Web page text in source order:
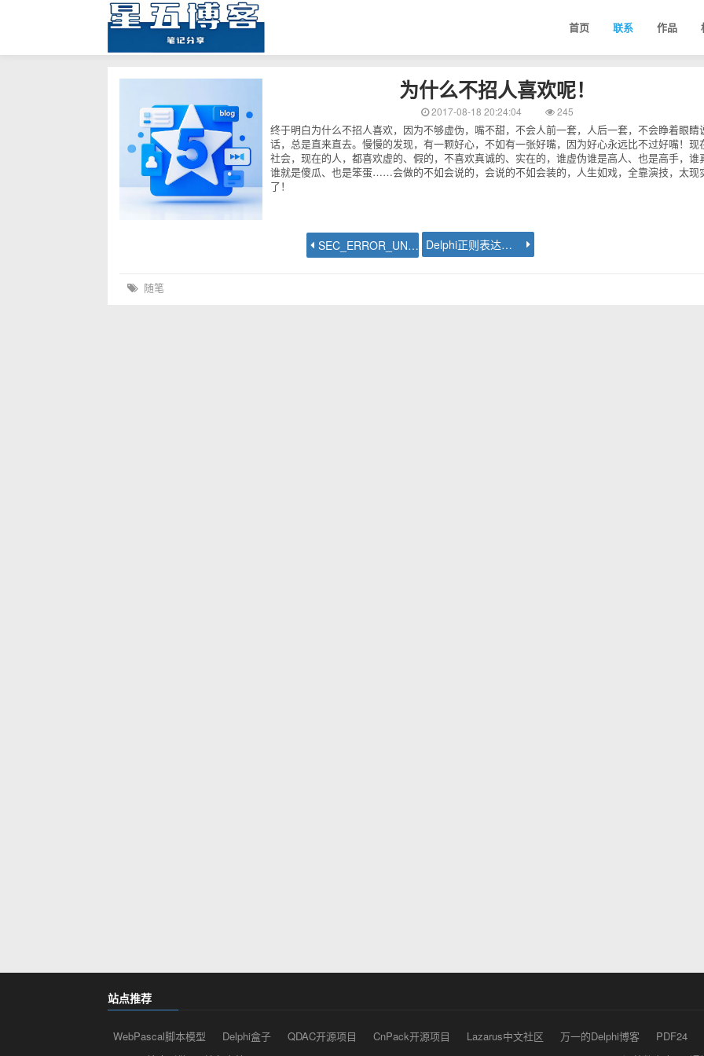
首页 联系 作品
为什么不招人喜欢呢！
2017-08-18 20:24:04 245
终于明白为什么不招人喜欢，因为不够虚伪，嘴不甜，不会人前一套，人后一套，不会睁着眼睛
话，总是直来直去。慢慢的发现，有一颗好心，不如有一张好嘴，因为好心永远比不过好嘴！现
社会，现在的人，都喜欢虚的、假的，不喜欢真诚的、实在的，谁虚伪谁是高人、也是高手，谁
谁就是傻瓜、也是笨蛋……会做的不如会说的，会说的不如会装的，人生如戏，全靠演技，太现
了！
SEC_ERROR_UNKNOWN_ISSUER Delphi正则表达式匹配中文
随笔
站点推荐
WebPascal脚本模型 Delphi盒子 QDAC开源项目 CnPack开源项目 Lazarus中文社区 万一的Delphi博客
PDF24